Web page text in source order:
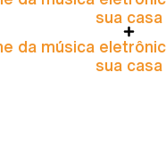
sua casa
da música
sua casa